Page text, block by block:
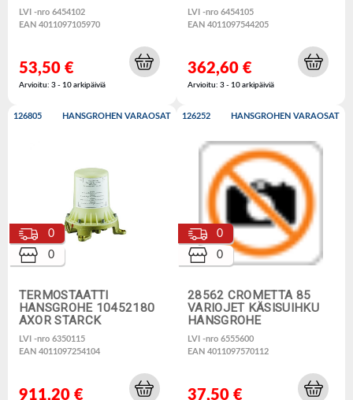
LVI -nro 6454102
EAN 4011097105970
53,50 €
Arvioitu: 3 - 10 arkipäiviä
LVI -nro 6454105
EAN 4011097544205
362,60 €
Arvioitu: 3 - 10 arkipäiviä
126805 HANSGROHEN VARAOSAT
TERMOSTAATTI
HANSGROHE 10452180
AXOR STARCK
LVI -nro 6350115
EAN 4011097254104
0
0
911,20 €
126252 HANSGROHEN VARAOSAT
28562 CROMETTA 85
VARIOJET KÄSISUIHKU
HANSGROHE
LVI -nro 6555600
EAN 4011097570112
0
0
37,50 €